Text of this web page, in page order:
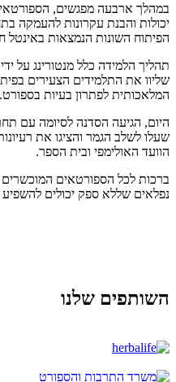
במהלך ארבעה מפגשים,
יכולות והבנת עקרונות להעמקה
הפיתוח השונות הנמצאות באינטל
תהליך הלמידה כלל מנטורינג על
שליוו את התלמידים הצעירים
המלאכותית לפתרון בעיות בספורט.
היום, הגיעה הסדנה לסיומה עם
שעלו לשלב הגמר והציגו את
הוועד האולימפי ובית הספר.
ברכות לכל הספורטאים המוכשרים
נפלאים שללא ספק יכולים
השותפים שלנו